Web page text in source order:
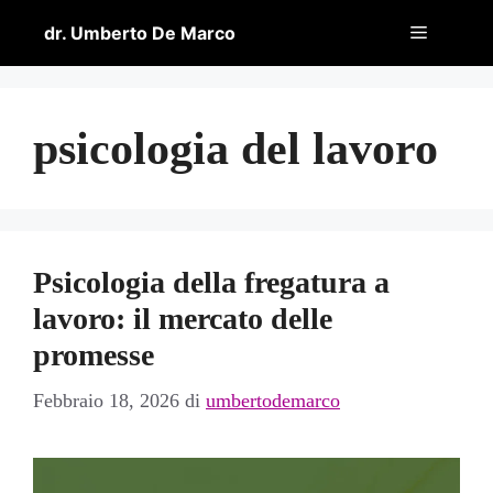
contenuto
dr. Umberto De Marco Menu
psicologia del lavoro
Psicologia della fregatura a
lavoro: il mercato delle
promesse
Febbraio 18, 2026 di umbertodemarco